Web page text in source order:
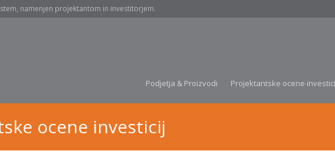
namenjen projektantom in investitorjem.
Podjetja & Proizvodi Projektantske ocene
ocene investicij